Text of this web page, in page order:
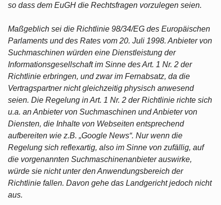
so dass dem EuGH die Rechtsfragen vorzulegen seien.
Maßgeblich sei die Richtlinie 98/34/EG des Europäischen
Parlaments und des Rates vom 20. Juli 1998. Anbieter von
Suchmaschinen würden eine Dienstleistung der
Informationsgesellschaft im Sinne des Art. 1 Nr. 2 der
Richtlinie erbringen, und zwar im Fernabsatz, da die
Vertragspartner nicht gleichzeitig physisch anwesend
seien. Die Regelung in Art. 1 Nr. 2 der Richtlinie richte sich
u.a. an Anbieter von Suchmaschinen und Anbieter von
Diensten, die Inhalte von Webseiten entsprechend
aufbereiten wie z.B. „Google News“. Nur wenn die
Regelung sich reflexartig, also im Sinne von zufällig, auf
die vorgenannten Suchmaschinenanbieter auswirke,
würde sie nicht unter den Anwendungsbereich der
Richtlinie fallen. Davon gehe das Landgericht jedoch nicht
aus.